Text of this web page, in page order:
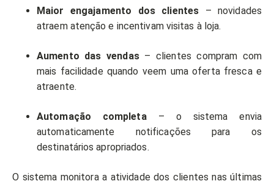
Maior engajamento dos clientes – novidades
atraem atenção e incentivam visitas à loja.
Aumento das vendas– clientes compram com
mais facilidade quando veem uma oferta fresca e
atraente.
Automação completa– o sistema envia
automaticamente notificações para os
destinatários apropriados.
O sistema monitora a atividade dos clientes nas últimas